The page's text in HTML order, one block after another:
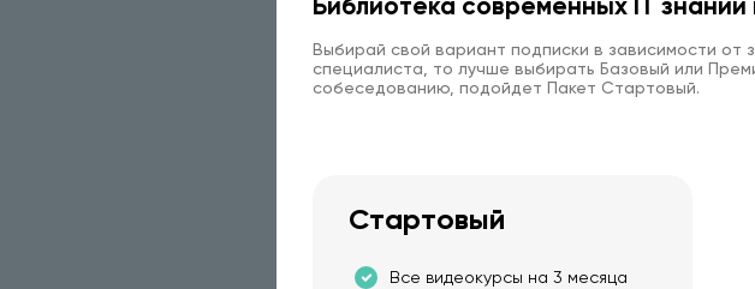
Библиотека современных IT
Выбирай свой вариант подписки в зависимости от
специалиста, то лучше выбирать Базовый или
собеседованию, подойдет Пакет Стартовый.
Стартовый
Все видеокурсы на 3 месяца